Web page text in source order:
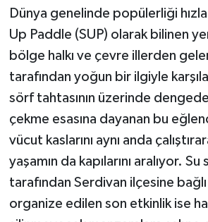
Dünya genelinde popülerliği
Up Paddle (SUP) olarak bilinen
bölge halkı ve çevre illerden
tarafından yoğun bir ilgiyle
sörf tahtasının üzerinde
çekme esasına dayanan bu
vücut kaslarını aynı anda
yaşamın da kapılarını aralıyor.
tarafından Serdivan ilçesine
organize edilen son etkinlik ise